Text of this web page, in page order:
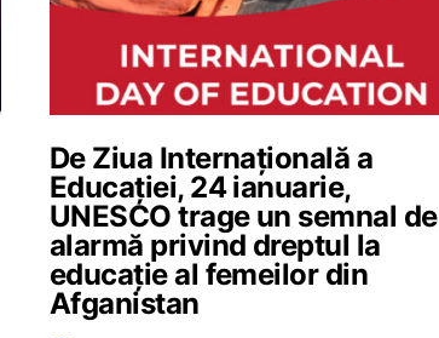
De Ziua Internațională a
Educației, 24 ianuarie,
UNESCO trage un semnal de
alarmă privind dreptul la
educație al femeilor din
Afganistan